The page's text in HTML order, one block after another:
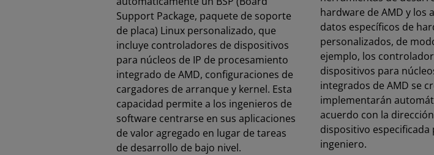
Support Package, paquete de soporte
de placa) Linux personalizado, que
incluye controladores de dispositivos
para núcleos de IP de procesamiento
integrado de AMD, configuraciones de
cargadores de arranque y kernel. Esta
capacidad permite a los ingenieros de
software centrarse en sus aplicaciones
de valor agregado en lugar de tareas
de desarrollo de bajo nivel.
hardware de AMD y los
datos específicos de
personalizados, de
ejemplo, los
dispositivos para
integrados de AMD se
implementarán
acuerdo con la
dispositivo especificada
ingeniero.